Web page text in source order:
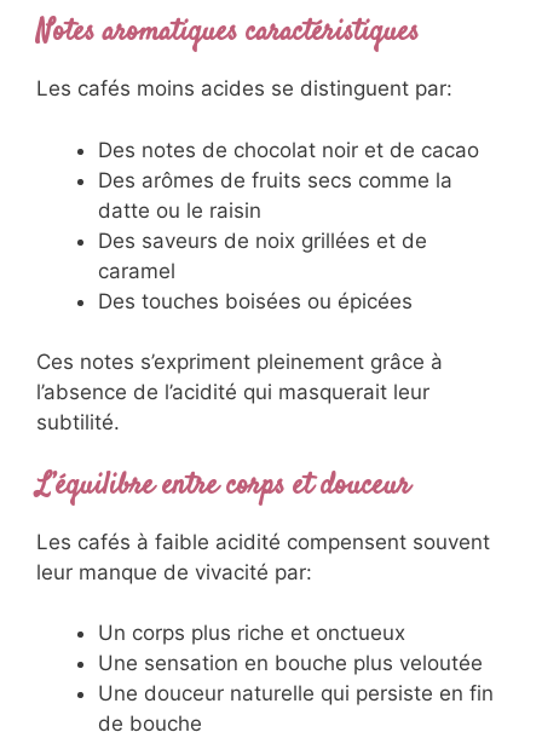
Notes aromatiques caractéristiques
Les cafés moins acides se distinguent par:
Des notes de chocolat noir et de cacao
Des arômes de fruits secs comme la
datte ou le raisin
Des saveurs de noix grillées et de
caramel
Des touches boisées ou épicées
Ces notes s’expriment pleinement grâce à
l’absence de l’acidité qui masquerait leur
subtilité.
L’équilibre entre corps et douceur
Les cafés à faible acidité compensent souvent
leur manque de vivacité par:
Un corps plus riche et onctueux
Une sensation en bouche plus veloutée
Une douceur naturelle qui persiste en fin
de bouche